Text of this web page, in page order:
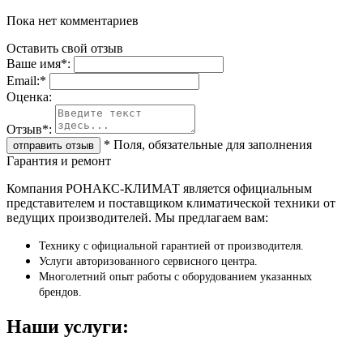
Пока нет комментариев
Оставить свой отзыв
Ваше имя*:
Email:*
Oценка:
Отзыв*:
* Поля, обязательные для заполнения
Гарантия и ремонт
Компания РОНАКС-КЛИМАТ является официальным
представителем и поставщиком климатической техники от
ведущих производителей. Мы предлагаем вам:
Технику с официальной гарантией от производителя.
Услуги авторизованного сервисного центра.
Многолетний опыт работы с оборудованием указанных
брендов.
Наши услуги: